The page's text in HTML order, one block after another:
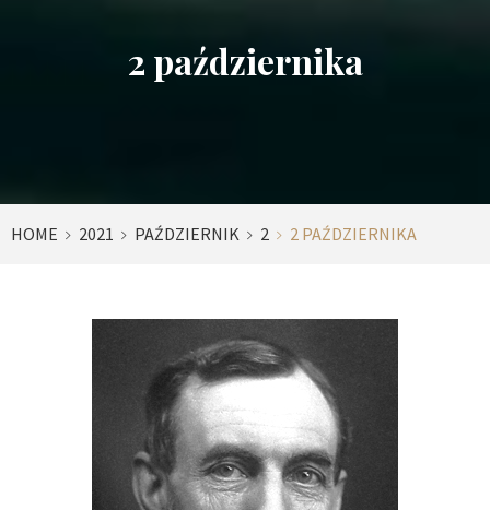
2 października
HOME 2021 PAŹDZIERNIK 2 2 PAŹDZIERNIKA